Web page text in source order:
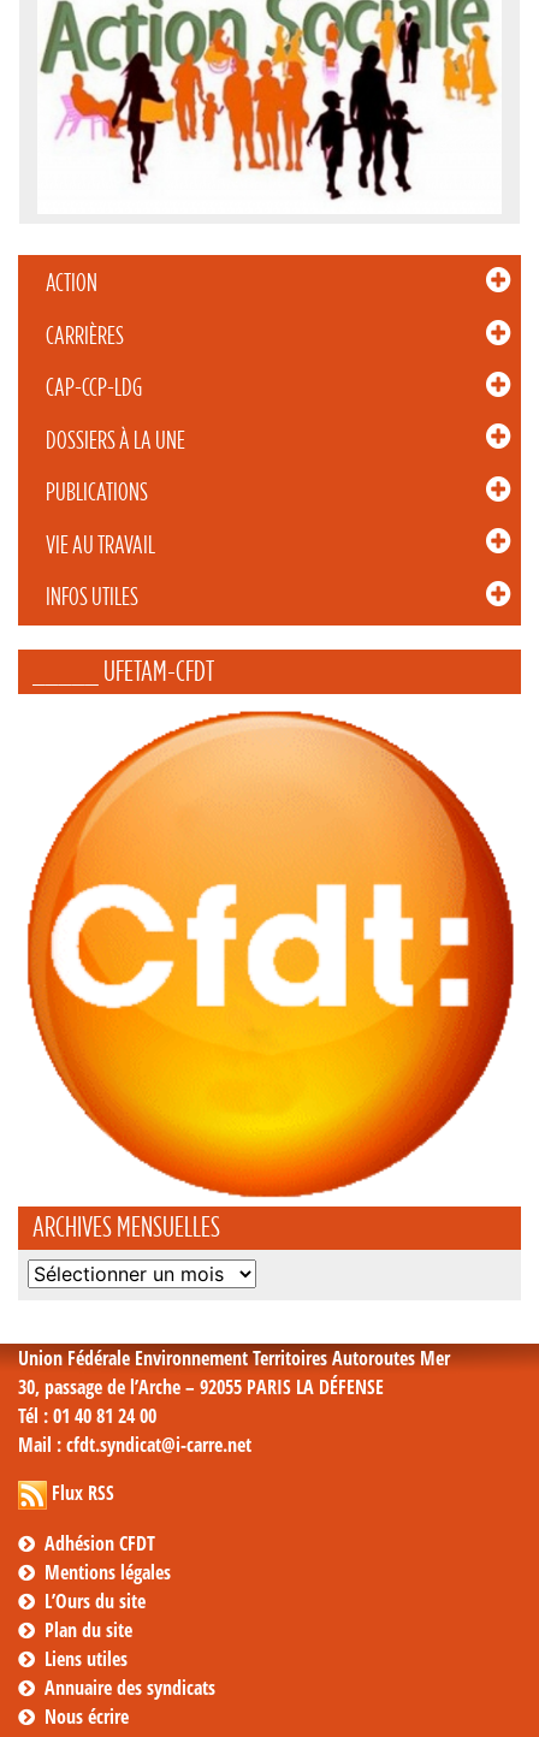
ACTION
CARRIÈRES
CAP-CCP-LDG
DOSSIERS À LA UNE
PUBLICATIONS
VIE AU TRAVAIL
INFOS UTILES
_____ UFETAM-CFDT
ARCHIVES MENSUELLES
Archives
Union Fédérale Environnement Territoires Autoroutes Mer
30, passage de l’Arche – 92055 PARIS LA DÉFENSE
Tél : 01 40 81 24 00
Mail : cfdt.syndicat@i-carre.net
Flux RSS
Adhésion CFDT
Mentions légales
L’Ours du site
Plan du site
Liens utiles
Annuaire des syndicats
Nous écrire